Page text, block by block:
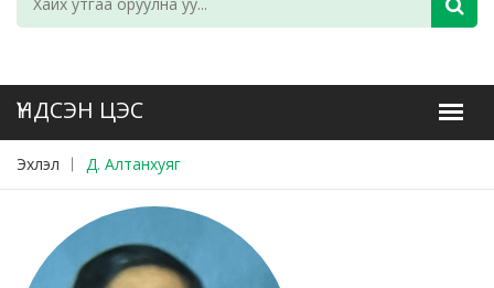
Эхлэл Д. Алтанхуяг